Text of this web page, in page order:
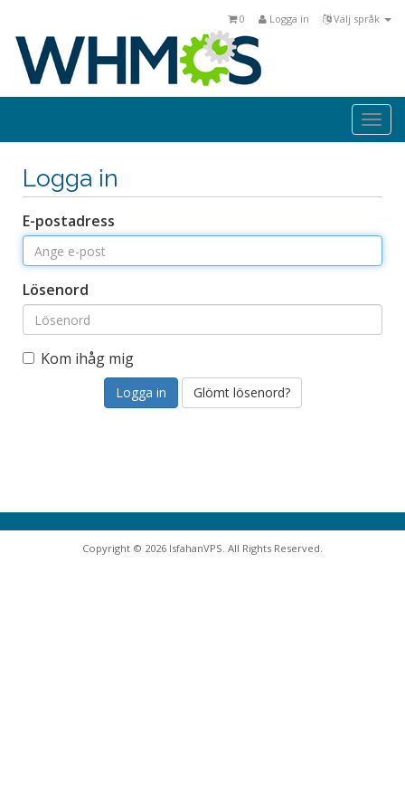
Välj språk
Logga in
0
Logga in
E-postadress
Lösenord
Kom ihåg mig
Glömt lösenord?
Copyright © 2026 IsfahanVPS. All Rights Reserved.